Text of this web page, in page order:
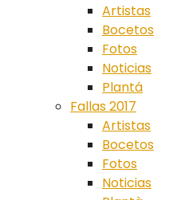
Artistas
Bocetos
Fotos
Noticias
Plantá
Fallas 2017
Artistas
Bocetos
Fotos
Noticias